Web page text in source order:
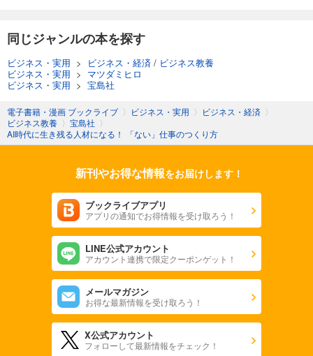
同じジャンルの本を探す
ビジネス・実用 > ビジネス・経済 / ビジネス教養
ビジネス・実用 > マツダミヒロ
ビジネス・実用 > 宝島社
電子書籍・漫画 ブックライブ 〉 ビジネス・実用 〉 ビジネス・経済 〉
ビジネス教養 〉 宝島社 〉
AI時代に生き残る人材になる！ 「ない」仕事のつくり方
新刊やお得な情報をお届けします！
ブックライブアプリ
アプリの通知でお得情報を受け取ろう！
LINE公式アカウント
アカウント連携で限定クーポンゲット！
メールマガジン
お得な最新情報を受け取ろう！
X公式アカウント
フォローして最新情報をチェック！